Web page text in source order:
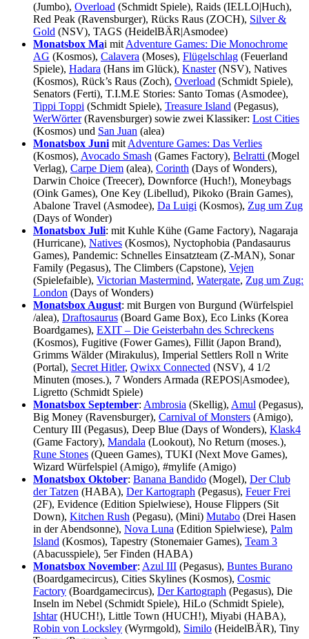
(Jumbo), Overload (Schmidt Spiele), Raids (IELLO|Huch),
Red Peak (Ravensburger), Rücks Raus (ZOCH), Silver &
Gold (NSV), TAGS (HeidelBÄR|Asmodee)
Monatsbox Mai mit Adventure Games: Die Monochrome
AG (Kosmos), Calavera (Moses), Flügelschlag (Feuerland
Spiele), Hadara (Hans im Glück), Knaster(NSV), Natives
(Kosmos), Rück’s Raus (Zoch), Overload (Schmidt Spiele),
Senators (Ferti), T.I.M.E Stories: Santo Tomas (Asmodee),
Tippi Toppi (Schmidt Spiele), Treasure Island (Pegasus),
WerWörter(Ravensburger) sowie zwei Klassiker: Lost Cities
(Kosmos) und San Juan (alea)
Monatsbox Juni mit Adventure Games: Das Verlies
(Kosmos), Avocado Smash (Games Factory), Belratti (Mogel
Verlag), Carpe Diem (alea), Corinth (Days of Wonders),
Darwin Choice (Treecer), Downforce (Huch!), Moneybags
(Oink Games), One Key (Libellud), Pikoko (Brain Games),
Abalone Travel (Asmodee), Da Luigi (Kosmos), Zug um Zug
(Days of Wonder)
Monatsbox Juli: mit Kuhle Kühe (Game Factory), Nagaraja
(Hurricane), Natives (Kosmos), Nyctophobia (Pandasaurus
Games), Pandemic: Schnelles Einsatzteam (Z-MAN), Sonar
Family (Pegasus), The Climbers (Capstone), Vejen
(Spielefaible), Victorian Mastermind, Watergate, Zug um Zug:
London (Days of Wonders)
Monatsbox August: mit Burgen von Burgund (Würfelspiel
/alea), Draftosaurus (Board Game Box), Eco Links (Korea
Boardgames), EXIT – Die Geisterbahn des Schreckens
(Kosmos), Fugitive (Fower Games), Fillit (Japon Brand),
Grimms Wälder (Mirakulus), Imperial Settlers Roll n Write
(Portal), Secret Hitler, Qwixx Connected (NSV), 4 1/2
Minuten (moses.), 7 Wonders Armada (REPOS|Asmodee),
Ligretto (Schmidt Spiele)
Monatsbox September: Ambrosia (Skellig), Amul (Pegasus),
Big Money (Ravensburger), Carnival of Monsters (Amigo),
Century III (Pegasus), Deep Blue (Days of Wonders), Klask4
(Game Factory), Mandala (Lookout), No Return (moses.),
Rune Stones (Queen Games), TUKI (Next Move Games),
Wizard Würfelspiel (Amigo), #mylife (Amigo)
Monatsbox Oktober: Banana Bandido (Mogel), Der Club
der Tatzen (HABA), Der Kartograph (Pegasus), Feuer Frei
(2F), Evidence (Edition Spielwiese), House Flippers (Sit
Down), Kitchen Rush (Pegasu), (Mini) Mutabo (Drei Hasen
in der Abendsonne), Nova Luna (Edition Spielwiese), Palm
Island (Kosmos), Tapestry (Stonemaier Games), Team 3
(Abacusspiele), 5er Finden (HABA)
Monatsbox November: Azul III (Pegasus), Buntes Burano
(Boardgamecircus), Cities Skylines (Kosmos), Cosmic
Factory (Boardgamecircus), Der Kartograph (Pegasus), Die
Inseln im Nebel (Schmidt Spiele), HiLo (Schmidt Spiele),
Ishtar(HUCH!), Little Town (HUCH!), Miyabi (HABA),
Robin von Locksley (Wyrmgold), Similo (HeidelBÄR), Tiny